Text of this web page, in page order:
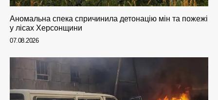
Аномальна спека спричинила детонацію мін та пожежі
у лісах Херсонщини
07.08.2026